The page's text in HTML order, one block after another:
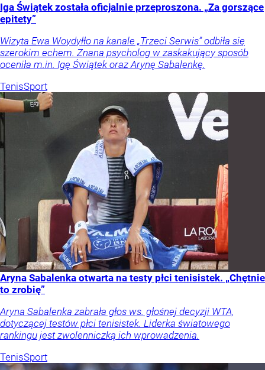
Iga Świątek została oficjalnie przeproszona. „Za gorszące
epitety”
Wizyta Ewa Woydyłło na kanale „Trzeci Serwis” odbiła się
szerokim echem. Znana psycholog w zaskakujący sposób
oceniła m.in. Igę Świątek oraz Arynę Sabalenkę.
TenisSport
Aryna Sabalenka otwarta na testy płci tenisistek. „Chętnie
to zrobię”
Aryna Sabalenka zabrała głos ws. głośnej decyzji WTA,
dotyczącej testów płci tenisistek. Liderka światowego
rankingu jest zwolenniczką ich wprowadzenia.
TenisSport